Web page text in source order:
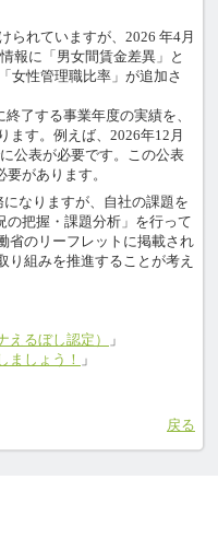
れていますが、2026 年4月
報に「男女間賃金差異」と
女性管理職比率」が追加さ
了する事業年度の実績を、
ます。例えば、2026年12月
公表が必要です。この公表
があります。
なりますが、自社の課題を
の把握・課題分析」を行って
省のリーフレットに掲載され
り組みを推進することが考え
るぼし認定）
」
ましょう！ 」
戻る